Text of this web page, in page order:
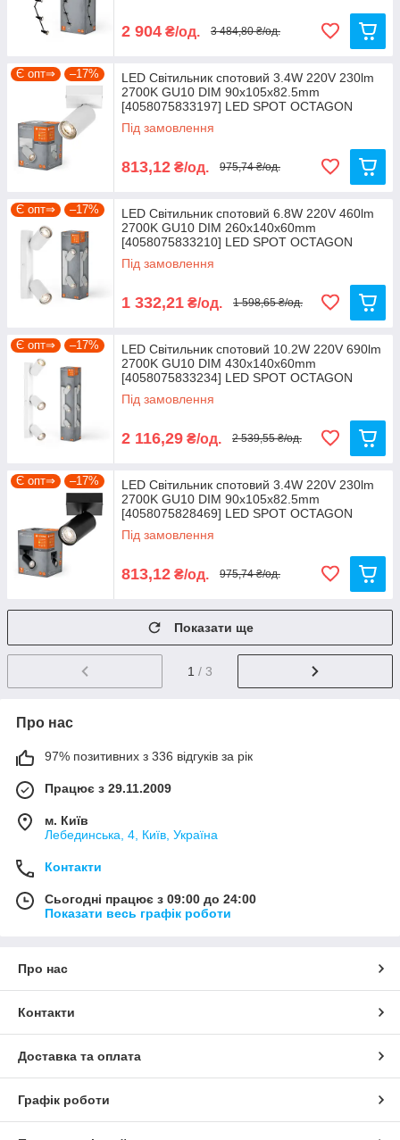
2 904 ₴/од. 3 484,80 ₴/од.
Є опт⇒ –17%
LED Світильник спотовий 3.4W 220V 230lm
2700K GU10 DIM 90х105х82.5mm
[4058075833197] LED SPOT OCTAGON
LEDVANCE
Під замовлення
813,12 ₴/од. 975,74 ₴/од.
Є опт⇒ –17%
LED Світильник спотовий 6.8W 220V 460lm
2700K GU10 DIM 260х140х60mm
[4058075833210] LED SPOT OCTAGON
LEDVANCE
Під замовлення
1 332,21 ₴/од. 1 598,65 ₴/од.
Є опт⇒ –17%
LED Світильник спотовий 10.2W 220V 690lm
2700K GU10 DIM 430х140х60mm
[4058075833234] LED SPOT OCTAGON
LEDVANCE
Під замовлення
2 116,29 ₴/од. 2 539,55 ₴/од.
Є опт⇒ –17%
LED Світильник спотовий 3.4W 220V 230lm
2700K GU10 DIM 90х105х82.5mm
[4058075828469] LED SPOT OCTAGON
LEDVANCE
Під замовлення
813,12 ₴/од. 975,74 ₴/од.
Показати ще
1 / 3
Про нас
97% позитивних з 336 відгуків за рік
Працює з 29.11.2009
м. Київ
Лебединська, 4, Київ, Україна
Контакти
Сьогодні працює з 09:00 до 24:00
Показати весь графік роботи
Про нас
Контакти
Доставка та оплата
Графік роботи